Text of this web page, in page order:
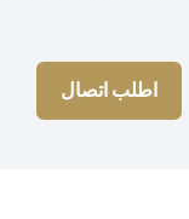
اطلب اتصال